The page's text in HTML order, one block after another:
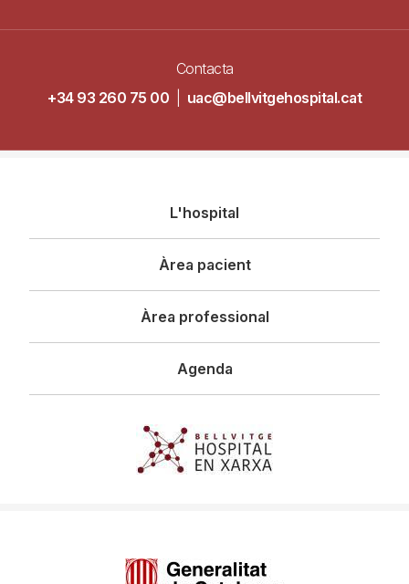
Contacta
+34 93 260 75 00
uac@bellvitgehospital.cat
principal
L'hospital
Àrea pacient
Àrea professional
Agenda